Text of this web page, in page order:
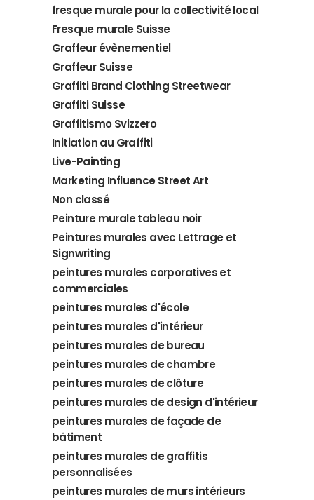
fresque murale pour la collectivité local
Fresque murale Suisse
Graffeur évènementiel
Graffeur Suisse
Graffiti Brand Clothing Streetwear
Graffiti Suisse
Graffitismo Svizzero
Initiation au Graffiti
Live-Painting
Marketing Influence Street Art
Non classé
Peinture murale tableau noir
Peintures murales avec Lettrage et
Signwriting
peintures murales corporatives et
commerciales
peintures murales d'école
peintures murales d'intérieur
peintures murales de bureau
peintures murales de chambre
peintures murales de clôture
peintures murales de design d'intérieur
peintures murales de façade de
bâtiment
peintures murales de graffitis
personnalisées
peintures murales de murs intérieurs